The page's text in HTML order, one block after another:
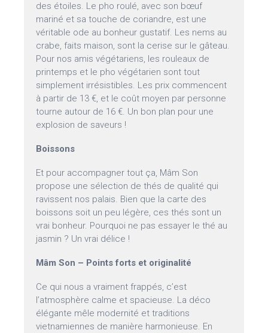
des étoiles. Le pho roulé, avec son bœuf
mariné et sa touche de coriandre, est une
véritable ode au bonheur gustatif. Les nems au
crabe, faits maison, sont la cerise sur le gâteau.
Pour nos amis végétariens, les rouleaux de
printemps et le pho végétarien sont tout
simplement irrésistibles. Les prix commencent
à partir de 13 €, et le coût moyen par personne
tourne autour de 16 €. Un bon plan pour une
explosion de saveurs !
Boissons
Et pour accompagner tout ça, Mâm Son
propose une sélection de thés de qualité qui
ravissent nos palais. Bien que la carte des
boissons soit un peu légère, ces thés sont un
vrai bonheur. Pourquoi ne pas essayer le thé au
jasmin ? Un vrai délice !
Mâm Son – Points forts et originalité
Ce qui nous a vraiment frappés, c’est
l’atmosphère calme et spacieuse. La déco
élégante mêle modernité et traditions
vietnamiennes de manière harmonieuse. En